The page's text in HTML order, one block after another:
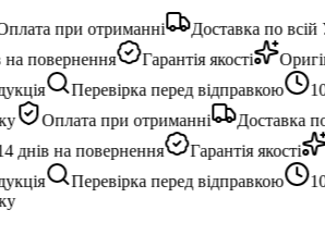
при отриманні Доставка по всій
повернення
Гарантія якості
Перевірка перед відправкою
10
Оплата при отриманні
Доставка по
днів на повернення
Гарантія якості
Перевірка перед відправкою
10